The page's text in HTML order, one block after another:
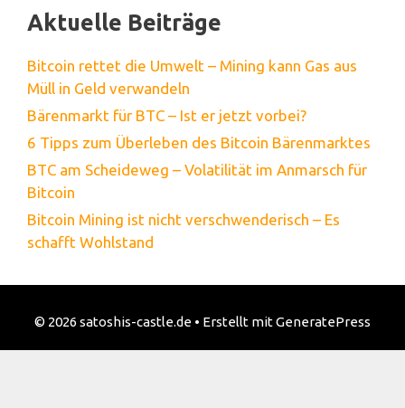
Aktuelle Beiträge
Bitcoin rettet die Umwelt – Mining kann Gas aus
Müll in Geld verwandeln
Bärenmarkt für BTC – Ist er jetzt vorbei?
6 Tipps zum Überleben des Bitcoin Bärenmarktes
BTC am Scheideweg – Volatilität im Anmarsch für
Bitcoin
Bitcoin Mining ist nicht verschwenderisch – Es
schafft Wohlstand
© 2026 satoshis-castle.de • Erstellt mitGeneratePress